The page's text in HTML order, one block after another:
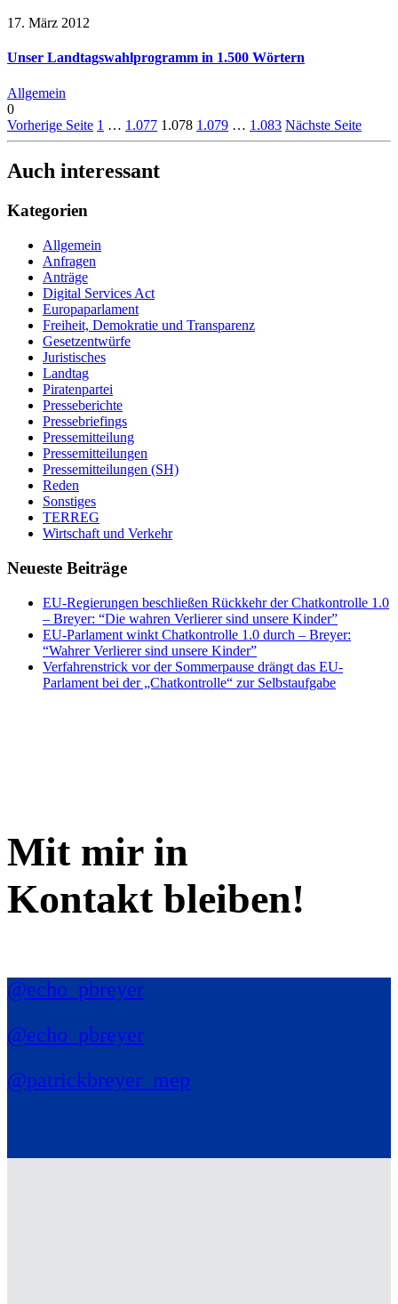
17. März 2012
Unser Landtagswahlprogramm in 1.500 Wörtern
Allgemein
0
Vorherige Seite 1 … 1.077 1.078 1.079 … 1.083 Nächste Seite
Auch interessant
Kategorien
Allgemein
Anfragen
Anträge
Digital Services Act
Europaparlament
Freiheit, Demokratie und Transparenz
Gesetzentwürfe
Juristisches
Landtag
Piratenpartei
Presseberichte
Pressebriefings
Pressemitteilung
Pressemitteilungen
Pressemitteilungen (SH)
Reden
Sonstiges
TERREG
Wirtschaft und Verkehr
Neueste Beiträge
EU-Regierungen beschließen Rückkehr der Chatkontrolle 1.0
– Breyer: “Die wahren Verlierer sind unsere Kinder”
EU-Parlament winkt Chatkontrolle 1.0 durch – Breyer:
“Wahrer Verlierer sind unsere Kinder”
Verfahrenstrick vor der Sommerpause drängt das EU-
Parlament bei der „Chatkontrolle“ zur Selbstaufgabe
Mit mir in
Kontakt bleiben!
@echo_pbreyer
@echo_pbreyer
@patrickbreyer_mep